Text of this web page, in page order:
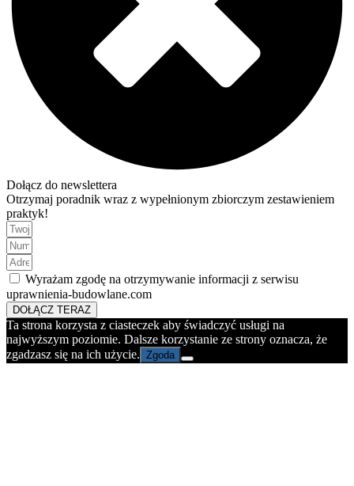
Dołącz do newslettera
Otrzymaj poradnik wraz z wypełnionym zbiorczym zestawieniem
praktyk!
Wyrażam zgodę na otrzymywanie informacji z serwisu
uprawnienia-budowlane.com
DOŁĄCZ TERAZ
Ta strona korzysta z ciasteczek aby świadczyć usługi na
najwyższym poziomie. Dalsze korzystanie ze strony oznacza, że
zgadzasz się na ich użycie. Zgoda